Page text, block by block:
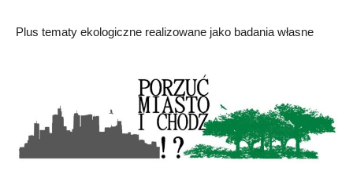
Plus tematy ekologiczne realizowane jako badania własne